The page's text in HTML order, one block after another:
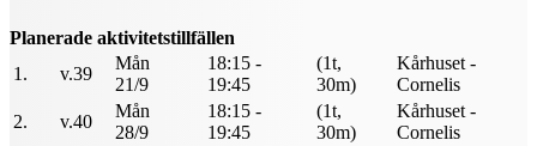
Planerade aktivitetstillfällen
1.
v.39
Mån
21/9
18:15 -
19:45
(1t,
30m)
Kårhuset -
Cornelis
2.
v.40
Mån
28/9
18:15 -
19:45
(1t,
30m)
Kårhuset -
Cornelis